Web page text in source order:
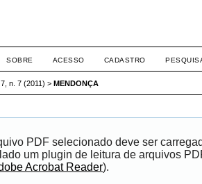
SOBRE ACESSO CADASTRO
n. 7 (2011) > MENDONÇA
PDF selecionado deve ser
um plugin de leitura de arquivos
Acrobat Reader).